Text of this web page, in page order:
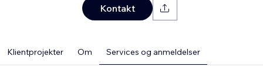
Kontakt
Klientprojekter Om Services og anmeldelser